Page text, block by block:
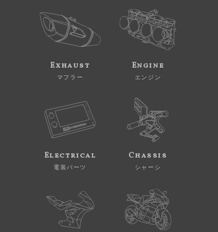
Exhaust
マフラー
Engine
エンジン
Electrical
電装パーツ
Chassis
シャーシ